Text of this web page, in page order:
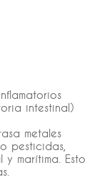
intestinal)
metales
pesticidas,
marítima. Esto